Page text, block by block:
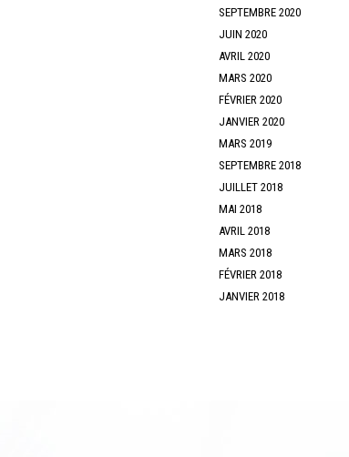
SEPTEMBRE 2020
JUIN 2020
AVRIL 2020
MARS 2020
FÉVRIER 2020
JANVIER 2020
MARS 2019
SEPTEMBRE 2018
JUILLET 2018
MAI 2018
AVRIL 2018
MARS 2018
FÉVRIER 2018
JANVIER 2018